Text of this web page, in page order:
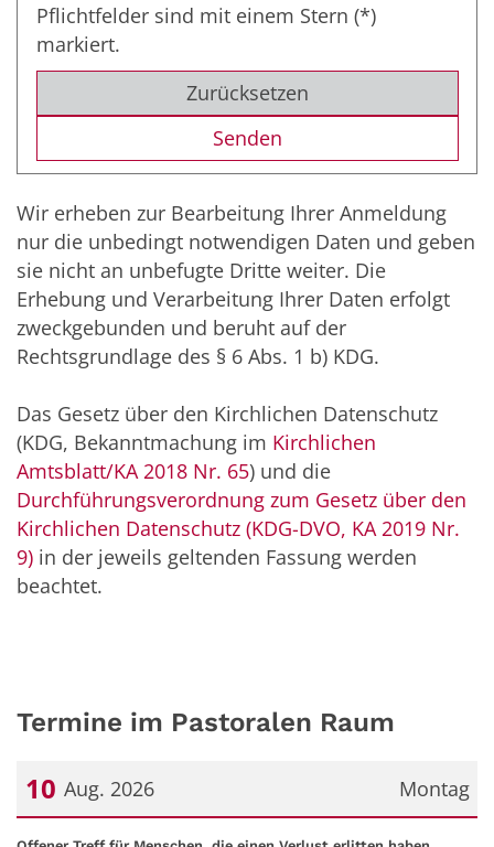
Pflichtfelder sind mit einem Stern (*)
markiert.
Zurücksetzen
Wir erheben zur Bearbeitung Ihrer Anmeldung
nur die unbedingt notwendigen Daten und geben
sie nicht an unbefugte Dritte weiter. Die
Erhebung und Verarbeitung Ihrer Daten erfolgt
zweckgebunden und beruht auf der
Rechtsgrundlage des § 6 Abs. 1 b) KDG.
Das Gesetz über den Kirchlichen Datenschutz
(KDG, Bekanntmachung im Kirchlichen
Amtsblatt/KA 2018 Nr. 65) und die
Durchführungsverordnung zum Gesetz über den
Kirchlichen Datenschutz (KDG-DVO, KA 2019 Nr.
9) in der jeweils geltenden Fassung werden
beachtet.
Termine im Pastoralen Raum
Montag
10 Aug. 2026
Datum: 10. August 2026